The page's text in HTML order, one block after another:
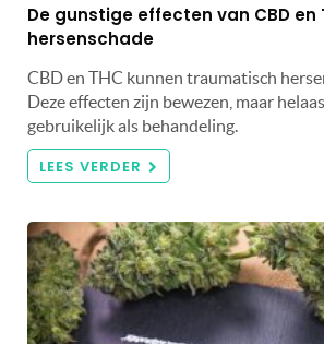
De gunstige effecten van CBD en
hersenschade
CBD en THC kunnen traumatisch
Deze effecten zijn bewezen, maar
gebruikelijk als behandeling.
LEES VERDER